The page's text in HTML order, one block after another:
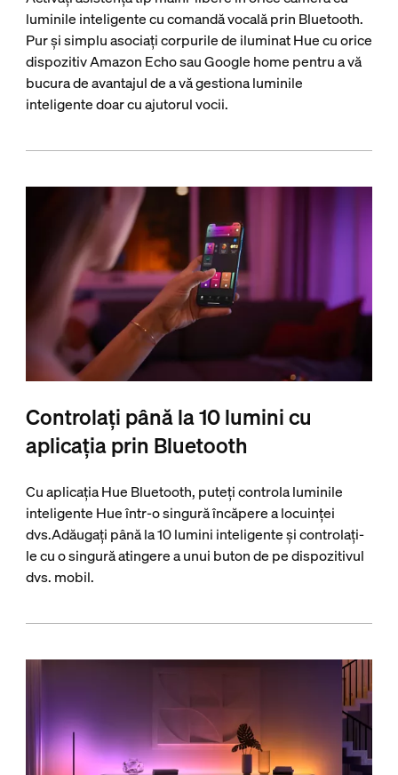
luminile inteligente cu comandă vocală prin Bluetooth.
Pur și simplu asociați corpurile de iluminat Hue cu orice
dispozitiv Amazon Echo sau Google home pentru a vă
bucura de avantajul de a vă gestiona luminile
inteligente doar cu ajutorul vocii.
Controlați până la 10 lumini cu
aplicația prin Bluetooth
Cu aplicația Hue Bluetooth, puteți controla luminile
inteligente Hue într-o singură încăpere a locuinței
dvs.Adăugați până la 10 lumini inteligente și controlați-
le cu o singură atingere a unui buton de pe dispozitivul
dvs. mobil.